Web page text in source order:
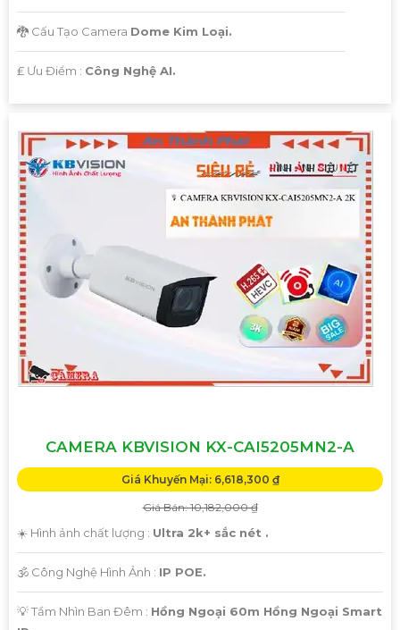
🐉️ Cấu Tạo Camera Dome Kim Loại.
️₤ Ưu Điểm : Công Nghệ AI.
CAMERA KBVISION KX-CAI5205MN2-A
Giá Khuyến Mại: 6,618,300 ₫
Giá Bán: 10,182,000 ₫
☀️ Hình ảnh chất lượng : Ultra 2k+ sắc nét .
🕉️ Công Nghệ Hình Ảnh : IP POE.
💡 Tầm Nhìn Ban Đêm : Hồng Ngoại 60m Hồng Ngoại Smart